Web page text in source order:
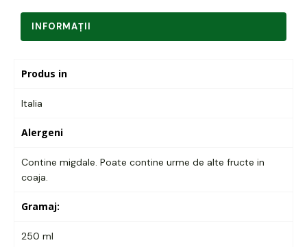
INFORMAŢII
Produs in
Italia
Alergeni
Contine migdale. Poate contine urme de alte fructe in
coaja.
Gramaj:
250 ml